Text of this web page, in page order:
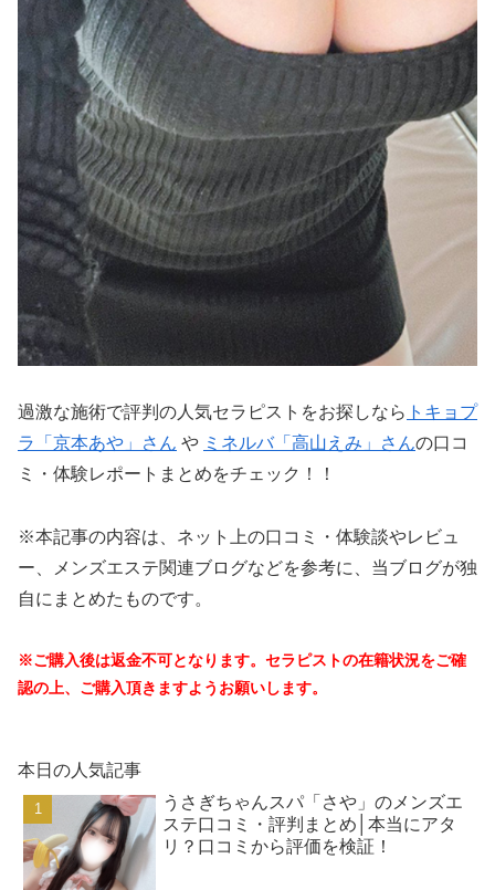
過激な施術で評判の人気セラピストをお探しなら トキョプ
ラ「京本あや」さん や ミネルバ「高山えみ」さんの口コ
ミ・体験レポートまとめをチェック！！
※本記事の内容は、ネット上の口コミ・体験談やレビュ
ー、メンズエステ関連ブログなどを参考に、当ブログが独
自にまとめたものです。
※ご購入後は返金不可となります。セラピストの在籍状況をご確
認の上、ご購入頂きますようお願いします。
本日の人気記事
うさぎちゃんスパ「さや」のメンズエ
ステ口コミ・評判まとめ│本当にアタ
リ？口コミから評価を検証！